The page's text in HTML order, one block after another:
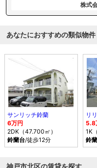
株式
あなたにおすすめの類似物件
サンリッチ鈴蘭
6万円
2DK（47.700㎡）
鈴蘭台/徒歩12分
リ
5.8
1K
鈴
神戸市北区の賃貸を探す